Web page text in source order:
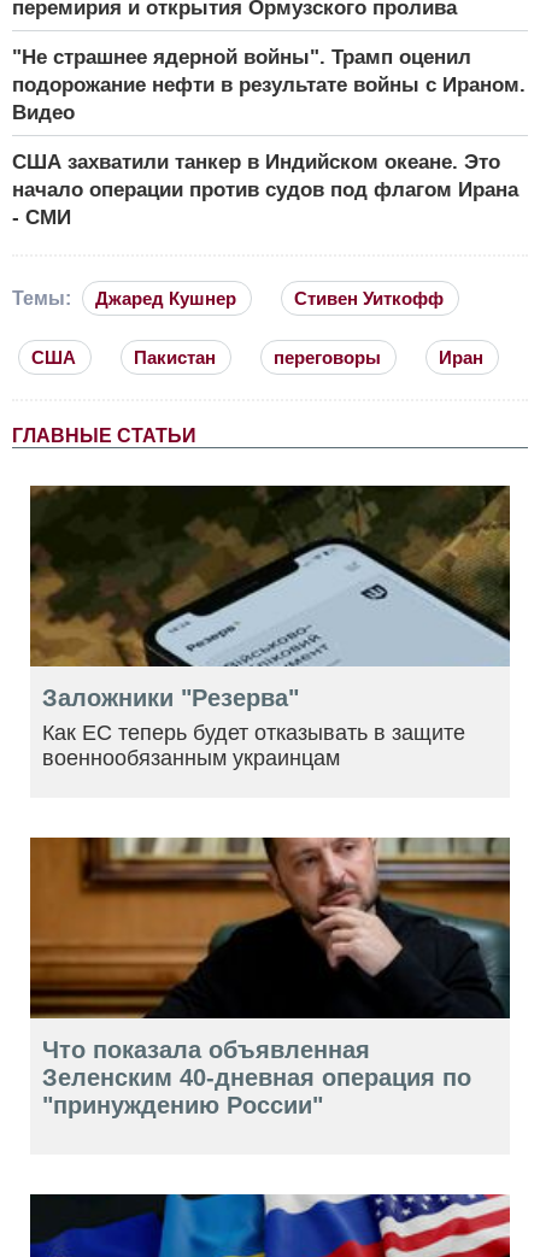
перемирия и открытия Ормузского пролива
"Не страшнее ядерной войны". Трамп оценил
подорожание нефти в результате войны с Ираном.
Видео
США захватили танкер в Индийском океане. Это
начало операции против судов под флагом Ирана
- СМИ
Темы: Джаред Кушнер Стивен Уиткофф
США Пакистан переговоры Иран
ГЛАВНЫЕ СТАТЬИ
Заложники "Резерва"
Как ЕС теперь будет отказывать в защите
военнообязанным украинцам
Что показала объявленная
Зеленским 40-дневная операция по
"принуждению России"